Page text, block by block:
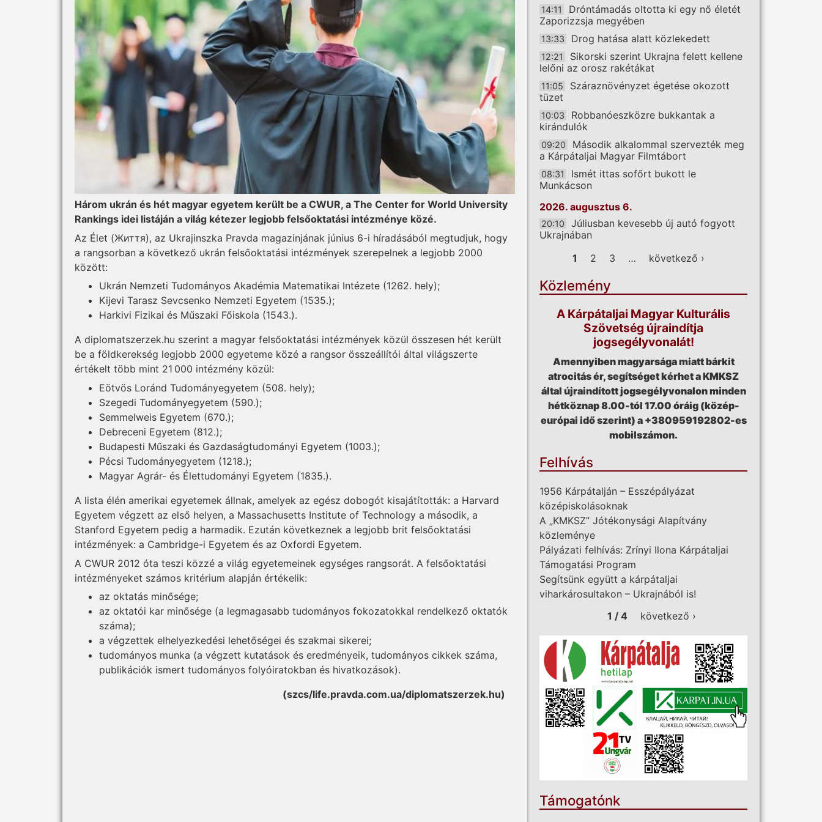
Három ukrán és hét magyar egyetem került be a CWUR, a The Center for World University
Rankings idei listáján a világ kétezer legjobb felsőoktatási intézménye közé.
Az Élet (Життя), az Ukrajinszka Pravda magazinjának június 6-i híradásából megtudjuk, hogy
a rangsorban a következő ukrán felsőoktatási intézmények szerepelnek a legjobb 2000
között:
Ukrán Nemzeti Tudományos Akadémia Matematikai Intézete (1262. hely);
Kijevi Tarasz Sevcsenko Nemzeti Egyetem (1535.);
Harkivi Fizikai és Műszaki Főiskola (1543.).
A diplomatszerzek.hu szerint a magyar felsőoktatási intézmények közül összesen hét került
be a földkerekség legjobb 2000 egyeteme közé a rangsor összeállítói által világszerte
értékelt több mint 21 000 intézmény közül:
Eötvös Loránd Tudományegyetem (508. hely);
Szegedi Tudományegyetem (590.);
Semmelweis Egyetem (670.);
Debreceni Egyetem (812.);
Budapesti Műszaki és Gazdaságtudományi Egyetem (1003.);
Pécsi Tudományegyetem (1218.);
Magyar Agrár- és Élettudományi Egyetem (1835.).
A lista élén amerikai egyetemek állnak, amelyek az egész dobogót kisajátították: a Harvard
Egyetem végzett az első helyen, a Massachusetts Institute of Technology a második, a
Stanford Egyetem pedig a harmadik. Ezután következnek a legjobb brit felsőoktatási
intézmények: a Cambridge-i Egyetem és az Oxfordi Egyetem.
A CWUR 2012 óta teszi közzé a világ egyetemeinek egységes rangsorát. A felsőoktatási
intézményeket számos kritérium alapján értékelik:
az oktatás minősége;
az oktatói kar minősége (a legmagasabb tudományos fokozatokkal rendelkező oktatók
száma);
a végzettek elhelyezkedési lehetőségei és szakmai sikerei;
tudományos munka (a végzett kutatások és eredményeik, tudományos cikkek száma,
publikációk ismert tudományos folyóiratokban és hivatkozások).
(szcs/life.pravda.com.ua/diplomatszerzek.hu)
14:11
Dróntámadás oltotta ki egy nő életét
Zaporizzsja megyében
13:33 Drog hatása alatt közlekedett
12:21
Sikorski szerint Ukrajna felett kellene
lelőni az orosz rakétákat
11:05
Száraznövényzet égetése okozott
tüzet
10:03
Robbanóeszközre bukkantak a
kirándulók
09:20
Második alkalommal szervezték meg
a Kárpátaljai Magyar Filmtábort
08:31
Ismét ittas sofőrt bukott le
Munkácson
2026. augusztus 6.
20:10
Júliusban kevesebb új autó fogyott
Ukrajnában
Oldalak
1 2 3 … következő ›
Közlemény
A Kárpátaljai Magyar Kulturális
Szövetség újraindítja
jogsegélyvonalát!
Amennyiben magyarsága miatt bárkit
atrocitás ér, segítséget kérhet a KMKSZ
által újraindított jogsegélyvonalon minden
hétköznap 8.00-tól 17.00 óráig (közép-
európai idő szerint) a +380959192802-es
mobilszámon.
Felhívás
1956 Kárpátalján – Esszépályázat
középiskolásoknak
A „KMKSZ” Jótékonysági Alapítvány
közleménye
Pályázati felhívás: Zrínyi Ilona Kárpátaljai
Támogatási Program
Segítsünk együtt a kárpátaljai
viharkárosultakon – Ukrajnából is!
1 / 4
következő ›
Támogatónk